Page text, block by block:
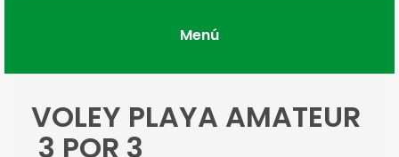
Menú
VOLEY PLAYA AMATEUR
3 POR 3